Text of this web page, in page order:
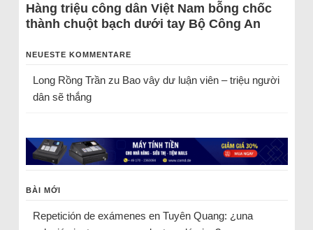
Hàng triệu công dân Việt Nam bỗng chốc
thành chuột bạch dưới tay Bộ Công An
NEUESTE KOMMENTARE
Long Rồng Trầnzu Bao vây dư luận viên – triệu người
dân sẽ thắng
BÀI MỚI
Repetición de exámenes en Tuyên Quang: ¿una